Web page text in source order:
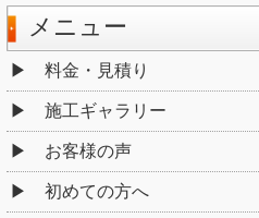
メニュー
料金・見積り
施工ギャラリー
お客様の声
初めての方へ